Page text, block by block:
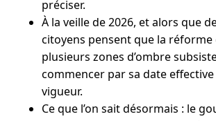
préciser.
À la veille de 2026, et alors que
citoyens pensent que la
plusieurs zones d’ombre
commencer par sa date effective
vigueur.
Ce que l’on sait désormais : le